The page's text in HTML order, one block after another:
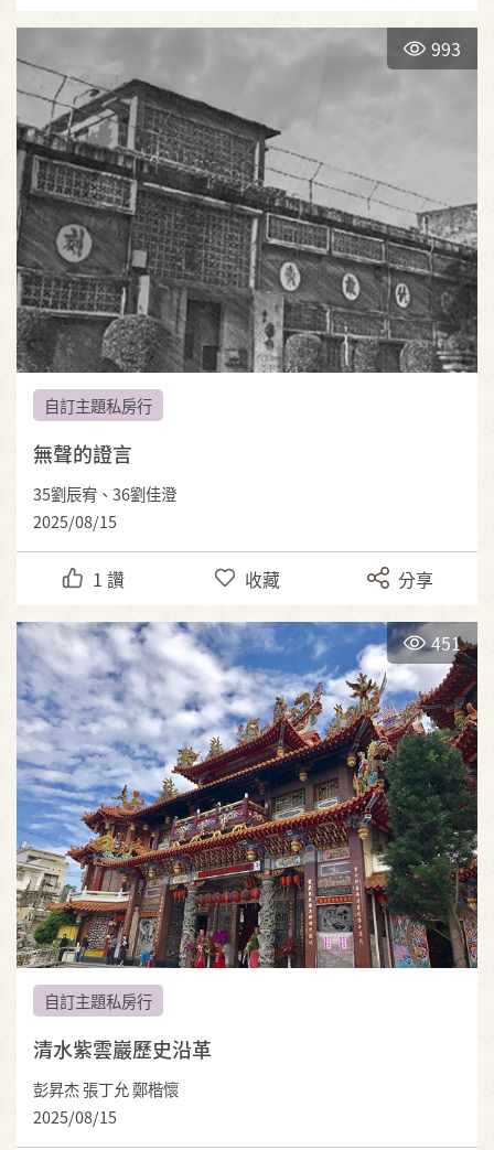
993
自訂主題私房行
無聲的證言
35劉辰宥、36劉佳澄
2025/08/15
1 讚 收藏 分享
451
自訂主題私房行
清水紫雲巖歷史沿革
彭昇杰 張丁允 鄭楷懷
2025/08/15